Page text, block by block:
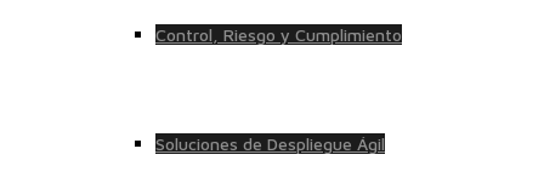
Control, Riesgo y Cumplimiento
Soluciones de Despliegue Ágil